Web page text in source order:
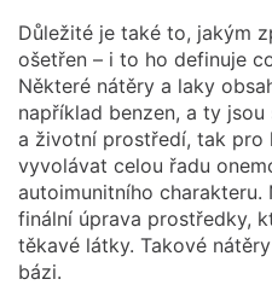
Důležité je také to, jakým
ošetřen – i to ho definuje
Některé nátěry a laky
například benzen, a ty
a životní prostředí, tak pro
vyvolávat celou řadu
autoimunitního
finální úprava prostředky,
těkavé látky. Takové
bázi.